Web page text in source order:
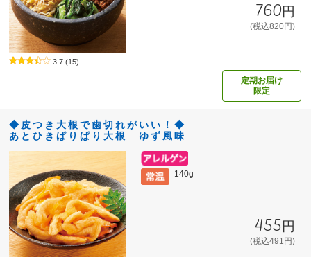
760円
(税込820円)
3.7 (15)
定期お届け
限定
◆皮つき大根で歯切れがいい！◆
あとひきぱりぱり大根 ゆず風味
140g
455円
(税込491円)